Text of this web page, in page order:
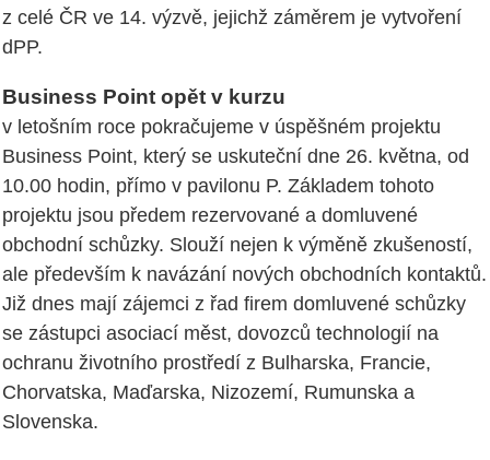
z celé ČR ve 14. výzvě, jejichž záměrem je vytvoření
dPP.
Business Point opět v kurzu
v letošním roce pokračujeme v úspěšném projektu
Business Point, který se uskuteční dne 26. května, od
10.00 hodin, přímo v pavilonu P. Základem tohoto
projektu jsou předem rezervované a domluvené
obchodní schůzky. Slouží nejen k výměně zkušeností,
ale především k navázání nových obchodních kontaktů.
Již dnes mají zájemci z řad firem domluvené schůzky
se zástupci asociací měst, dovozců technologií na
ochranu životního prostředí z Bulharska, Francie,
Chorvatska, Maďarska, Nizozemí, Rumunska a
Slovenska.